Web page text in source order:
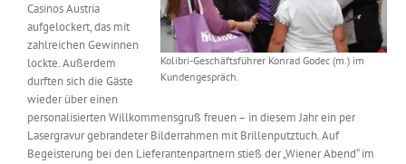
Kolibri-Geschäftsführer Konrad Godec (m.) im
Kundengespräch.
Casinos Austria
aufgelockert, das mit
zahlreichen Gewinnen
lockte. Außerdem
durften sich die Gäste
wieder über einen
personalisierten Willkommensgruß freuen – in diesem Jahr ein per
Lasergravur gebrandeter Bilderrahmen mit Brillenputztuch. Auf
Begeisterung bei den Lieferantenpartnern stieß der „Wiener Abend“ im